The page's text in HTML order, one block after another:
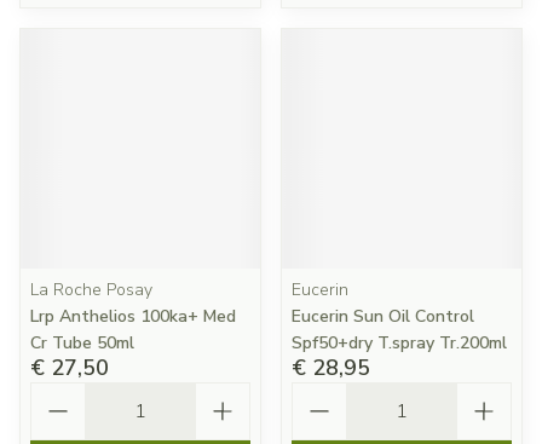
La Roche Posay
Lrp Anthelios 100ka+ Med
Cr Tube 50ml
€ 27,50
Eucerin
Eucerin Sun Oil Control
Spf50+dry T.spray Tr.200ml
€ 28,95